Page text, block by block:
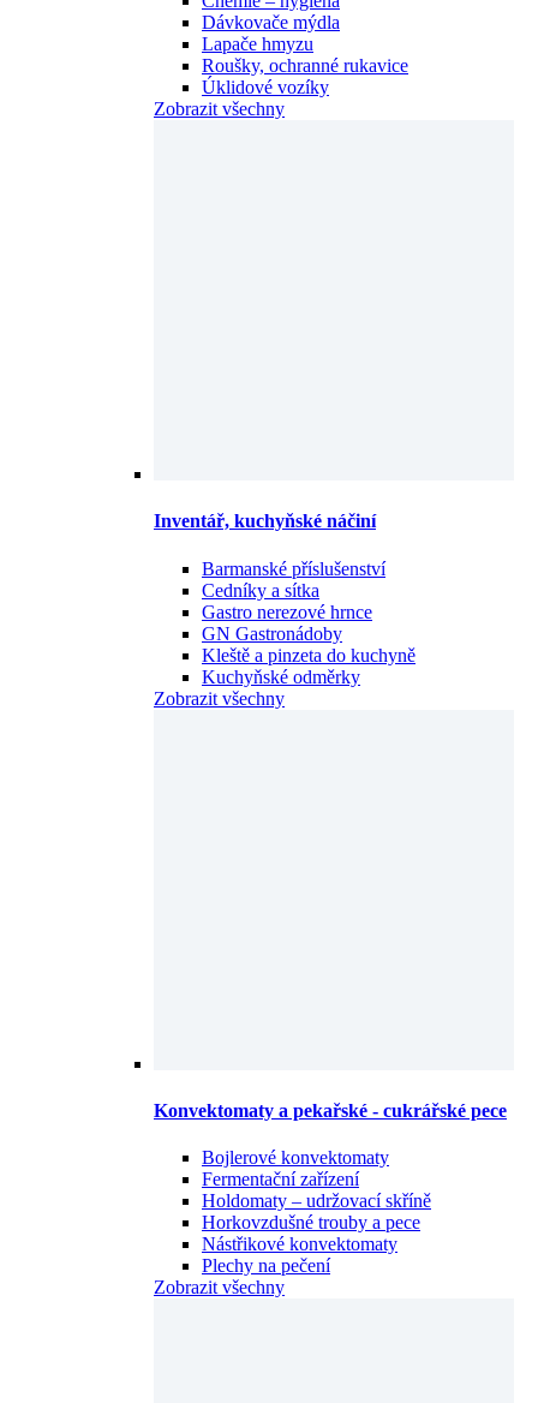
Dávkovače mýdla
Lapače hmyzu
Roušky, ochranné rukavice
Úklidové vozíky
Zobrazit všechny
Inventář, kuchyňské náčiní
Barmanské příslušenství
Cedníky a sítka
Gastro nerezové hrnce
GN Gastronádoby
Kleště a pinzeta do kuchyně
Kuchyňské odměrky
Zobrazit všechny
Konvektomaty a pekařské - cukrářské pece
Bojlerové konvektomaty
Fermentační zařízení
Holdomaty – udržovací skříně
Horkovzdušné trouby a pece
Nástřikové konvektomaty
Plechy na pečení
Zobrazit všechny